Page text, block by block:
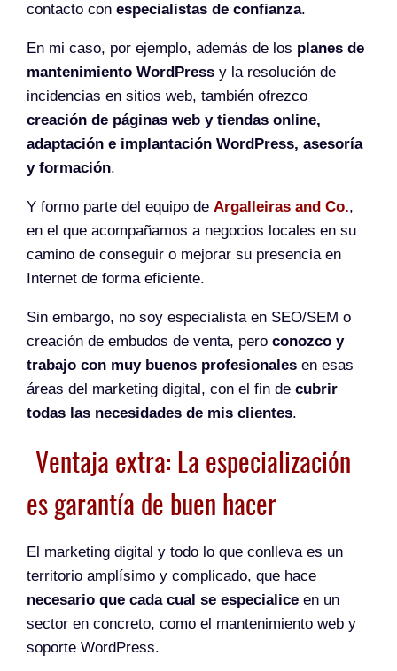
contacto con especialistas de confianza.
En mi caso, por ejemplo, además de los planes de
mantenimiento WordPress y la resolución de
incidencias en sitios web, también ofrezco
creación de páginas web y tiendas online,
adaptación e implantación WordPress, asesoría
y formación.
Y formo parte del equipo de Argalleiras and Co.,
en el que acompañamos a negocios locales en su
camino de conseguir o mejorar su presencia en
Internet de forma eficiente.
Sin embargo, no soy especialista en SEO/SEM o
creación de embudos de venta, pero conozco y
trabajo con muy buenos profesionales en esas
áreas del marketing digital, con el fin de cubrir
todas las necesidades de mis clientes.
Ventaja extra: La especialización
es garantía de buen hacer
El marketing digital y todo lo que conlleva es un
territorio amplísimo y complicado, que hace
necesario que cada cual se especialice en un
sector en concreto, como el mantenimiento web y
soporte WordPress.